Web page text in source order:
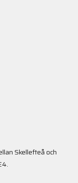
Skellefteå och